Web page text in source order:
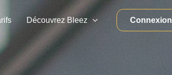
Découvrez Bleez Connexion